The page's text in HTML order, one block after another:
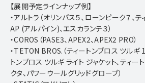
【展開予定ラインナップ例】
・アルトラ（オリンパス５、ローンピーク７、
AP (アルパイン)、エスカランテ３）
・COROS（PASE3、APEX2、APEX2 PRO）
・TETON BROS.（ティートンブロス ツルギ
トンブロス ツルギ ライト ジャケット、ティー
クタ、パワーウールグリッドグローブ）
ONLINE STORE